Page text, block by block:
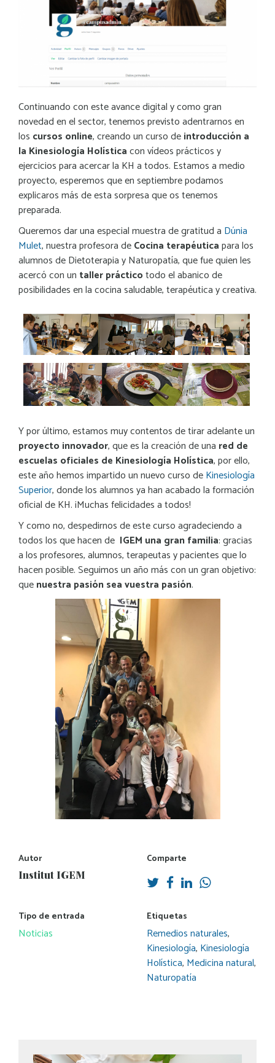
Autor
Institut IGEM
Comparte
Tipo de entrada
Noticias
Etiquetas
Remedios naturales,
Kinesiología, Kinesiología
Holística, Medicina natural,
Naturopatía
Continuando con este avance digital y como gran
novedad en el sector, tenemos previsto adentrarnos en
los cursos online, creando un curso deintroducción a
la Kinesiología Holísticacon vídeos prácticos y
ejercicios para acercar la KH a todos. Estamos a medio
proyecto, esperemos que en septiembre podamos
explicaros más de esta sorpresa que os tenemos
preparada.
Queremos dar una especial muestra de gratitud a Dúnia
Mulet, nuestra profesora deCocina terapéuticapara los
alumnos de Dietoterapia y Naturopatía, que fue quien les
acercó con un taller prácticotodo el abanico de
posibilidades en la cocina saludable, terapéutica y creativa.
Y por último, estamos muy contentos de tirar adelante un
proyecto innovador, que es la creación de una red de
escuelas oficiales de Kinesiología Holística, por ello,
este año hemos impartido un nuevo curso deKinesiología
Superior, donde los alumnos ya han acabado la formación
oficial de KH. ¡Muchas felicidades a todos!
Y como no, despedirnos de este curso agradeciendo a
todos los que hacen de IGEM una gran familia: gracias
a los profesores, alumnos, terapeutas y pacientes que lo
hacen posible. Seguimos un año más con un gran objetivo:
quenuestra pasión sea vuestra pasión.